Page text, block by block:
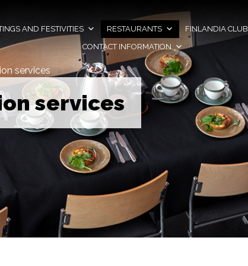
AND FESTIVITIES RESTAURANTS FINLANDIA CLUB
CONTACT INFORMATION
services
services